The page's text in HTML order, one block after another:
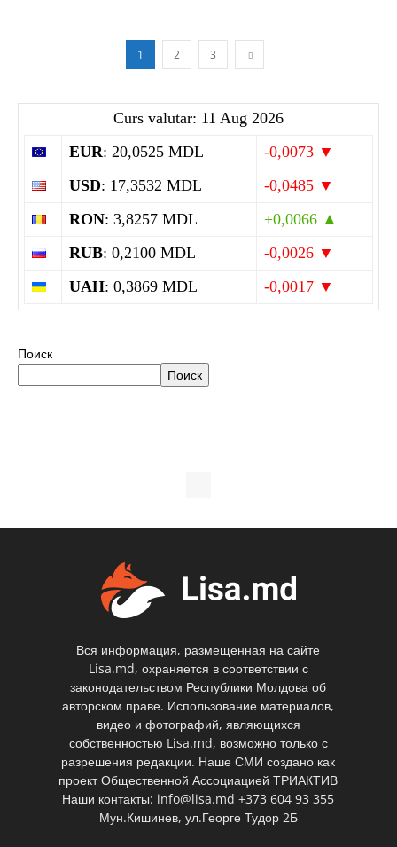
1 2 3
Curs valutar: 11 Aug 2026
EUR: 20,0525 MDL
-0,0073 ▼
USD: 17,3532 MDL
-0,0485 ▼
RON: 3,8257 MDL
+0,0066 ▲
RUB: 0,2100 MDL
-0,0026 ▼
UAH: 0,3869 MDL -0,0017 ▼
Поиск
Поиск
Вся информация, размещенная на сайте
Lisa.md, охраняется в соответствии с
законодательством Республики Молдова об
авторском праве. Использование материалов,
видео и фотографий, являющихся
собственностью Lisa.md, возможно только с
разрешения редакции. Наше СМИ создано как
проект Общественной Ассоциацией ТРИАКТИВ
Наши контакты: info@lisa.md +373 604 93 355
Мун.Кишинев, ул.Георге Тудор 2Б